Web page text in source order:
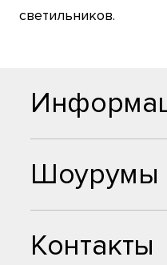
светильников.
Шоурумы
Контакты